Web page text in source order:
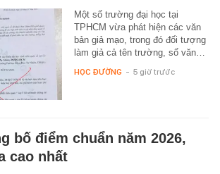
Một số trường đại học tại
TPHCM vừa phát hiện các văn
bản giả mạo, trong đó đối tượng
làm giả cả tên trường, số văn…
HỌC ĐƯỜNG - 5 giờ trước
bố điểm chuẩn năm 2026,
cao nhất